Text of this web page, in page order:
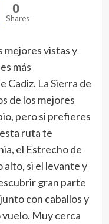
0
Shares
mejores vistas y
más
Cadiz. La Sierra de
de los mejores
pero si prefieres
ruta te
el Estrecho de
si el levante y
gran parte
con caballos y
Muy cerca